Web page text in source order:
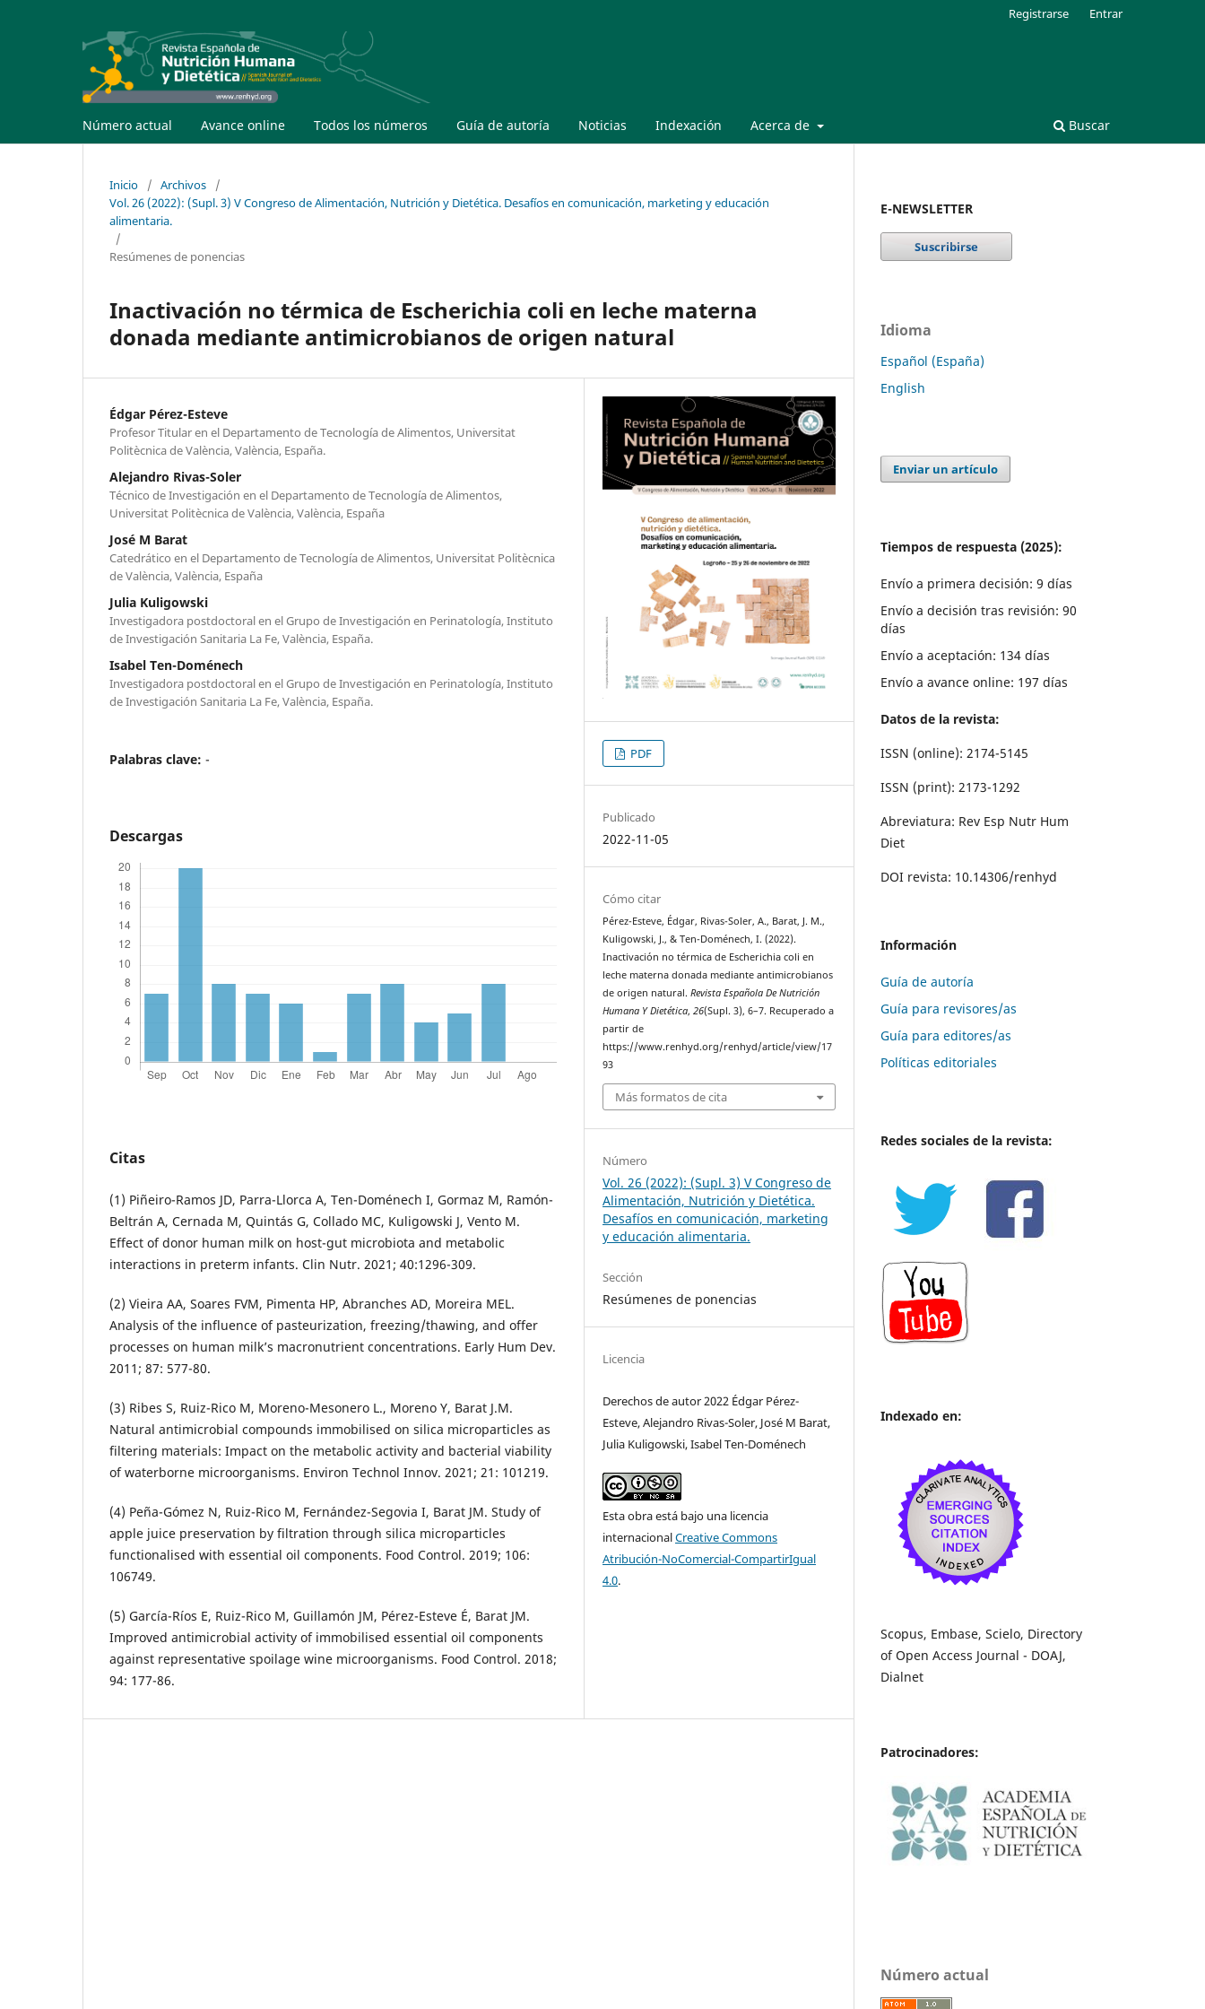
Número actual Avance online Todos los números Guía de autoría Noticias Indexación Acerca de Buscar
Registrarse Entrar
Inicio / Archivos
/
Vol. 26 (2022): (Supl. 3) V Congreso de Alimentación, Nutrición y Dietética. Desafíos en comunicación, marketing y educación
alimentaria.
/
Resúmenes de ponencias
Inactivación no térmica de Escherichia coli en leche materna
donada mediante antimicrobianos de origen natural
Édgar Pérez-Esteve
Profesor Titular en el Departamento de Tecnología de Alimentos, Universitat
Politècnica de València, València, España.
Alejandro Rivas-Soler
Técnico de Investigación en el Departamento de Tecnología de Alimentos,
Universitat Politècnica de València, València, España
José M Barat
Catedrático en el Departamento de Tecnología de Alimentos, Universitat Politècnica
de València, València, España
Julia Kuligowski
Investigadora postdoctoral en el Grupo de Investigación en Perinatología, Instituto
de Investigación Sanitaria La Fe, València, España.
Isabel Ten-Doménech
Investigadora postdoctoral en el Grupo de Investigación en Perinatología, Instituto
de Investigación Sanitaria La Fe, València, España.
Palabras clave: -
Descargas
Citas
(1) Piñeiro-Ramos JD, Parra-Llorca A, Ten-Doménech I, Gormaz M, Ramón-
Beltrán A, Cernada M, Quintás G, Collado MC, Kuligowski J, Vento M.
Effect of donor human milk on host-gut microbiota and metabolic
interactions in preterm infants. Clin Nutr. 2021; 40:1296-309.
(2) Vieira AA, Soares FVM, Pimenta HP, Abranches AD, Moreira MEL.
Analysis of the influence of pasteurization, freezing/thawing, and offer
processes on human milk’s macronutrient concentrations. Early Hum Dev.
2011; 87: 577-80.
(3) Ribes S, Ruiz-Rico M, Moreno-Mesonero L., Moreno Y, Barat J.M.
Natural antimicrobial compounds immobilised on silica microparticles as
filtering materials: Impact on the metabolic activity and bacterial viability
of waterborne microorganisms. Environ Technol Innov. 2021; 21: 101219.
(4) Peña-Gómez N, Ruiz-Rico M, Fernández-Segovia I, Barat JM. Study of
apple juice preservation by filtration through silica microparticles
functionalised with essential oil components. Food Control. 2019; 106:
106749.
(5) García-Ríos E, Ruiz-Rico M, Guillamón JM, Pérez-Esteve É, Barat JM.
Improved antimicrobial activity of immobilised essential oil components
against representative spoilage wine microorganisms. Food Control. 2018;
94: 177-86.
PDF
Publicado
2022-11-05
Cómo citar
Pérez-Esteve, Édgar, Rivas-Soler, A., Barat, J. M.,
Kuligowski, J., & Ten-Doménech, I. (2022).
Inactivación no térmica de Escherichia coli en
leche materna donada mediante antimicrobianos
de origen natural.Revista Española De Nutrición
Humana Y Dietética,26(Supl. 3), 6–7. Recuperado a
partir de
https://www.renhyd.org/renhyd/article/view/17
93
Más formatos de cita
Número
Vol. 26 (2022): (Supl. 3) V Congreso de
Alimentación, Nutrición y Dietética.
Desafíos en comunicación, marketing
y educación alimentaria.
Sección
Resúmenes de ponencias
Licencia
Derechos de autor 2022 Édgar Pérez-
Esteve, Alejandro Rivas-Soler, José M Barat,
Julia Kuligowski, Isabel Ten-Doménech
Esta obra está bajo una licencia
internacionalCreative Commons
Atribución-NoComercial-CompartirIgual
4.0.
E-NEWSLETTER
Idioma
Español (España)
English
Enviar un artículo
Tiempos de respuesta (2025):
Envío a primera decisión: 9 días
Envío a decisión tras revisión: 90
días
Envío a aceptación: 134 días
Envío a avance online: 197 días
Datos de la revista:
ISSN (online): 2174-5145
ISSN (print): 2173-1292
Abreviatura: Rev Esp Nutr Hum
Diet
DOI revista: 10.14306/renhyd
Información
Guía de autoría
Guía para revisores/as
Guía para editores/as
Políticas editoriales
Redes sociales de la revista:
Indexado en:
Scopus, Embase, Scielo, Directory
of Open Access Journal - DOAJ,
Dialnet
Patrocinadores:
Número actual